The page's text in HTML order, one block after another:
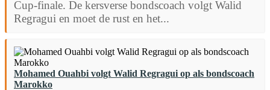
Cup-finale. De kersverse bondscoach volgt Walid
Regragui en moet de rust en het...
Mohamed Ouahbi volgt Walid Regragui op als bondscoach
Marokko